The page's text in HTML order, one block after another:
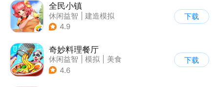
全民小镇
休闲益智
建造模拟
| 卡通
4.9
下载
奇妙料理餐厅
休闲益智 模拟
美食
| 宝宝巴士
4.6
下载